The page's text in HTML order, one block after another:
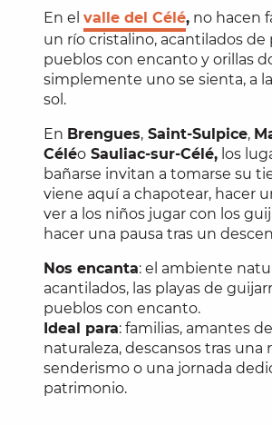
En el valle del Célé, no hacen
un río cristalino, acantilados de
pueblos con encanto y orillas
simplemente uno se sienta, a la
sol.
En Brengues, Saint-Sulpice,
Céléo Sauliac-sur-Célé, los
bañarse invitan a tomarse su
viene aquí a chapotear, hacer
ver a los niños jugar con los
hacer una pausa tras un
Nos encanta: el ambiente
acantilados, las playas de
pueblos con encanto.
Ideal para: familias, amantes
naturaleza, descansos tras una
senderismo o una jornada
patrimonio.